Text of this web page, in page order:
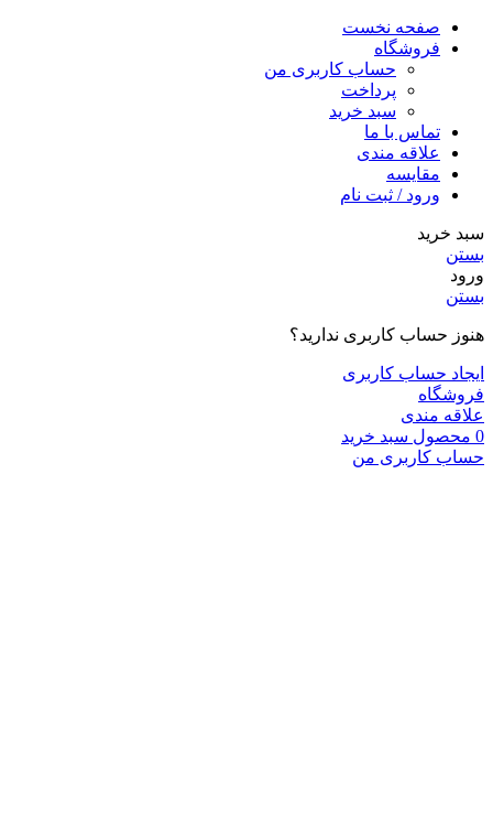
صفحه نخست
فروشگاه
حساب کاربری من
پرداخت
سبد خرید
تماس با ما
علاقه مندی
مقایسه
ورود / ثبت نام
سبد خرید
بستن
ورود
بستن
هنوز حساب کاربری ندارید؟
ایجاد حساب کاربری
فروشگاه
علاقه مندی
0 محصول سبد خرید
حساب کاربری من